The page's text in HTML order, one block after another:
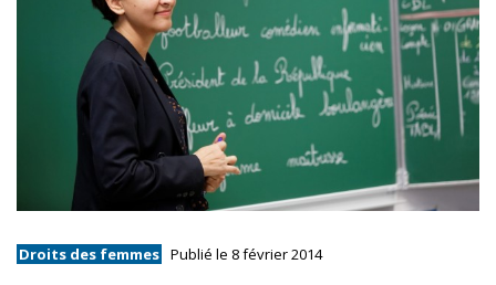
Droits des femmes Publié le 8 février 2014